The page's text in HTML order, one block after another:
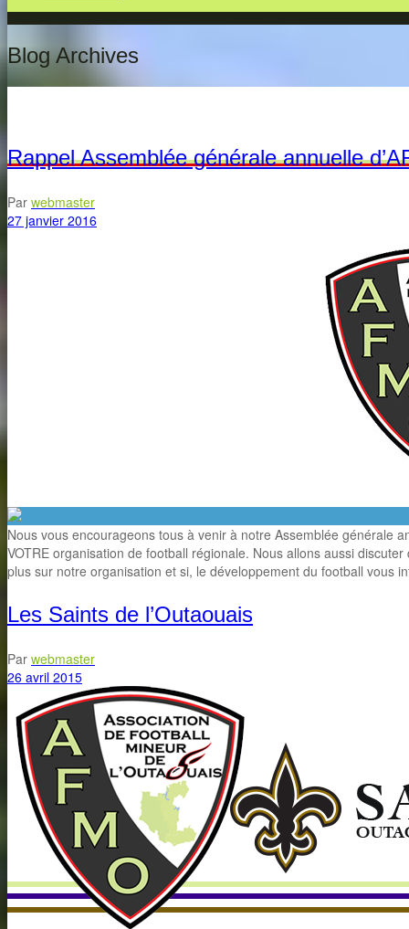
Blog Archives
Rappel Assemblée générale annuelle
Par webmaster
27 janvier 2016
Nous vous encourageons tous à venir à notre Assemblée générale
VOTRE organisation de football régionale. Nous allons aussi
plus sur notre organisation et si, le développement du football
Les Saints de l’Outaouais
Par webmaster
26 avril 2015